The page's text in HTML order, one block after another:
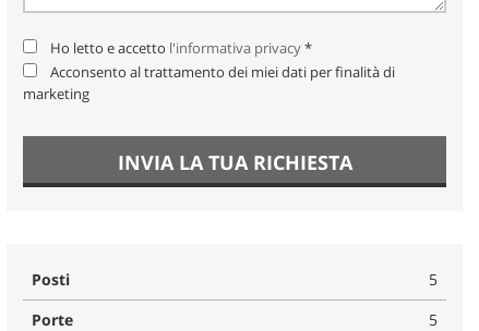
Ho letto e accetto l'informativa privacy*
Acconsento al trattamento dei miei dati per finalità di
marketing
INVIA LA TUA RICHIESTA
Posti
5
Porte
5